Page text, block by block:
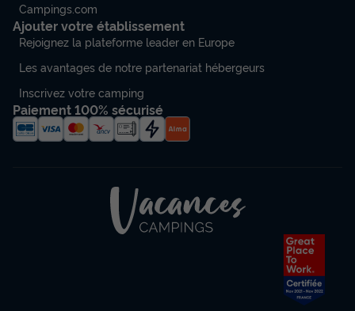
Campings.com
Ajouter votre établissement
Rejoignez la plateforme leader en Europe
Les avantages de notre partenariat hébergeurs
Inscrivez votre camping
Paiement 100% sécurisé